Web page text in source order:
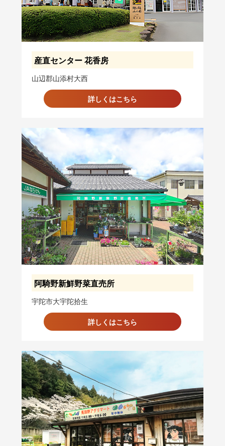
産直センター 花香房
山辺郡山添村大西
詳しくはこちら
阿騎野新鮮野菜直売所
宇陀市大宇陀拾生
詳しくはこちら